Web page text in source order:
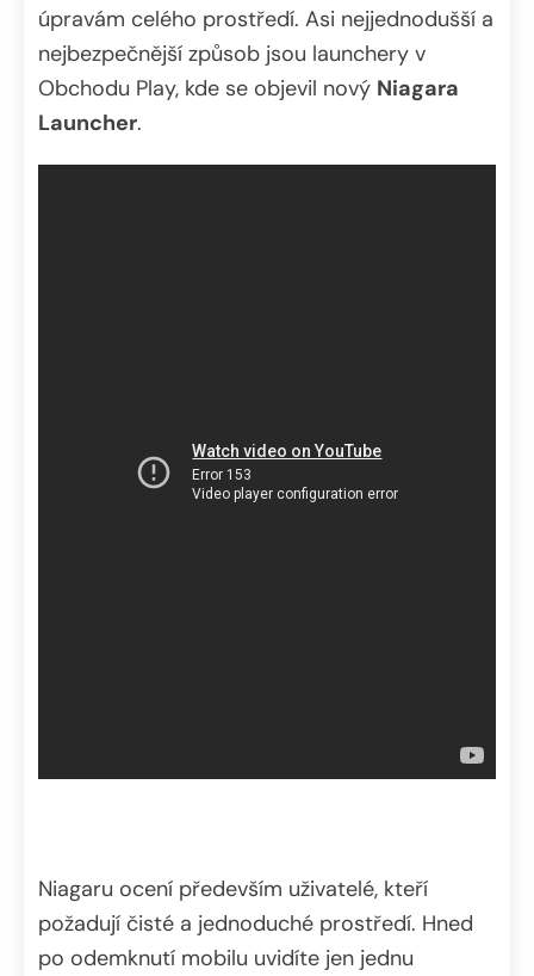
úpravám celého prostředí. Asi nejjednodušší a
nejbezpečnější způsob jsou launchery v
Obchodu Play, kde se objevil nový Niagara
Launcher.
Niagaru ocení především uživatelé, kteří
požadují čisté a jednoduché prostředí. Hned
po odemknutí mobilu uvidíte jen jednu